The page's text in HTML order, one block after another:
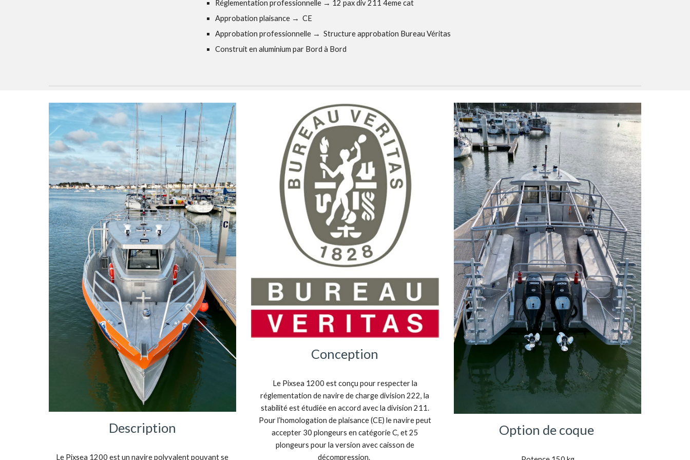
Réglementation professionnelle → 12 pax div 211 4eme cat
Approbation plaisance → CE
Approbation professionnelle → Structure approbation Bureau Véritas
Construit en aluminium par Bord à Bord
Description
Le Pixsea 1200 est un navire polyvalent pouvant se
Conception
Le Pixsea 1200 est conçu pour respecter la
réglementation de navire de charge division 222, la
stabilité est étudiée en accord avec la division 211.
Pour l’homologation de plaisance (CE) le navire peut
accepter 30 plongeurs en catégorie C, et 25
plongeurs pour la version avec caisson de
décompression.
Option de coque